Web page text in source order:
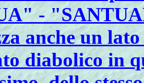
-
anche un
diabolico in